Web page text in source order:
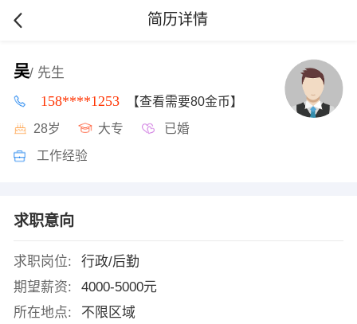
简历详情
吴/ 先生
158****1253 【查看需要80金币】
28岁 大专 已婚
工作经验
求职意向
求职岗位:
行政/后勤
期望薪资:
4000-5000元
所在地点:
不限区域